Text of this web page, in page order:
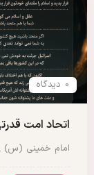
0 دیدگاه
اتحاد امت
امام خمینی (س)